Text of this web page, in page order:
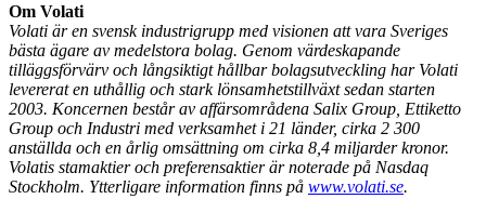
Om Volati
Volati är en svensk industrigrupp med visionen att vara Sveriges
bästa ägare av medelstora bolag. Genom värdeskapande
tilläggsförvärv och långsiktigt hållbar bolagsutveckling har Volati
levererat en uthållig och stark lönsamhetstillväxt sedan starten
2003. Koncernen består av affärsområdena Salix Group, Ettiketto
Group och Industri med verksamhet i 21 länder, cirka 2 300
anställda och en årlig omsättning om cirka 8,4 miljarder kronor.
Volatis stamaktier och preferensaktier är noterade på Nasdaq
Stockholm. Ytterligare information finns på www.volati.se.